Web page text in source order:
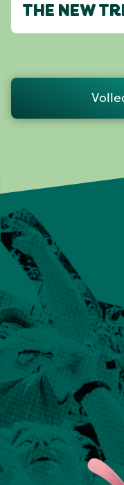
THE NEW